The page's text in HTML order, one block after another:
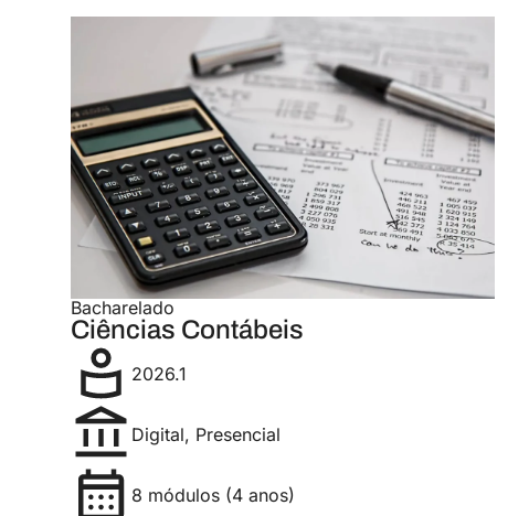
Bacharelado
Ciências Contábeis
2026.1
Digital, Presencial
8 módulos (4 anos)